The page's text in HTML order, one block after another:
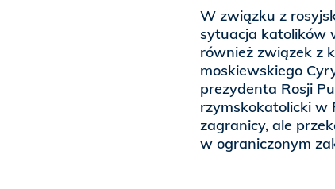
W związku z
sytuacja katolików
również związek z
moskiewskiego
prezydenta Rosji
rzymskokatolicki w
zagranicy, ale
w ograniczonym